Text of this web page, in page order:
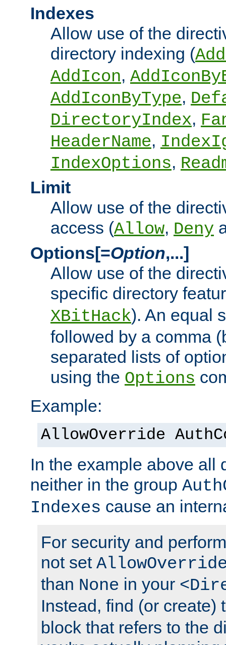
Indexes
Allow use of the
directory indexing (
AddIcon,
AddIconByType,
DirectoryIndex,
HeaderName,
IndexOptions,
Limit
Allow use of the
access (Allow, Deny
Options[=Option,...]
Allow use of the
specific directory
XBitHack). An equal
followed by a comma
separated lists of
using the Options
Example:
AllowOverride
In the example above all
neither in the group
Indexes cause an
For security and
not set
than None in your
Instead, find (or create)
block that refers to the